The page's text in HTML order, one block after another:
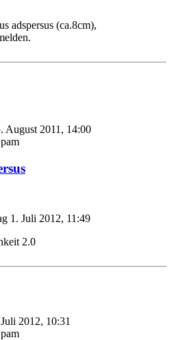
adspersus (ca.8cm),
August 2011, 14:00
1. Juli 2012, 11:49
2.0
2012, 10:31